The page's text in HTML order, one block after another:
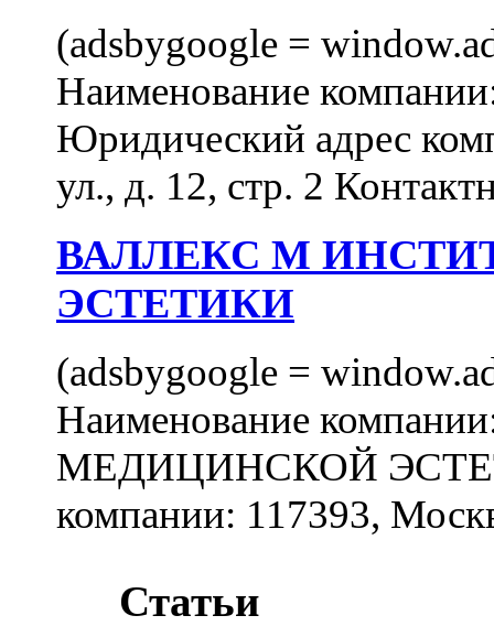
(adsbygoogle =
Наименование
Юридический адрес
ул., д. 12, стр. 2
ВАЛЛЕКС М
ЭСТЕТИКИ
(adsbygoogle =
Наименование
МЕДИЦИНСКОЙ
компании: 117393,
Статьи